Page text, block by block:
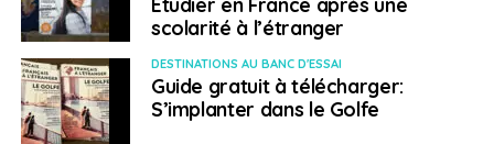
VIE, le volontariat international en entreprise, qui
permet chaque année à des milliers de jeunes
d’acquérir une première expérience à l’étranger.
Lui écrire: florence.dumontier@pole-emploi.fr
scolarité à l’étranger
DESTINATIONS AU BANC D'ESSAI
Guide gratuit à télécharger:
S’implanter dans le Golfe